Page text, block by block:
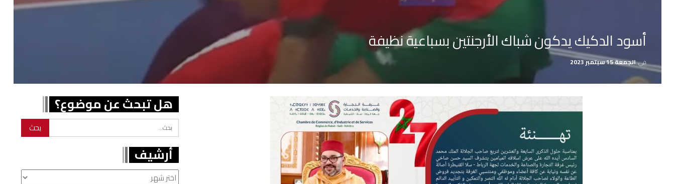
أسود الدكيك يدكون شباك الأرجنتين بسباعية نظيفة
فيالجمعة 15 سبتمبر 2023
هل تبحث عن موضوع؟
أرشيف
أرشيف